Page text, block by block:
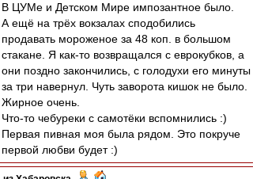
В ЦУМе и Детском Мире импозантное было.
А ещё на трёх вокзалах сподобились
продавать мороженое за 48 коп. в большом
стакане. Я как-то возвращался с еврокубков, а
они поздно закончились, с голодухи его минуты
за три навернул. Чуть заворота кишок не было.
Жирное очень.
Что-то чебуреки с самотёки вспомнились :)
Первая пивная моя была рядом. Это покруче
первой любви будет :)